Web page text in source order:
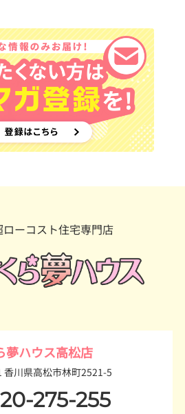
ーコスト住宅専門店
夢ハウス高松店
香川県高松市林町2521-5
275-255